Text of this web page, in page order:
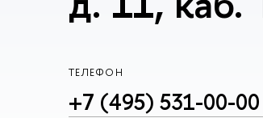
ТЕЛЕФОН
+7 (495) 531-00-